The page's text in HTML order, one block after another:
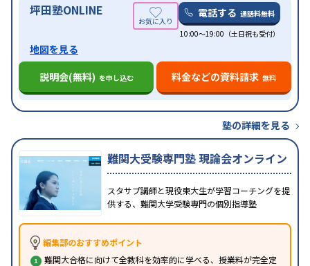
坪田塾ONLINE 電話する 通話料無料
10:00～19:00（土日祝も受付）
地図を見る
説明会(無料) を申し込む 料金などの資料請求 無料
塾の詳細を見る
難関大受験専門塾 現論会オンライン
スタサプ講師と現役東大生が学習コーチングを提
供する、難関大学受験専門の個別指導塾
編集部のおすすめポイント
難関大合格に向けて全教科を効率的に学べる、授業料が完全定